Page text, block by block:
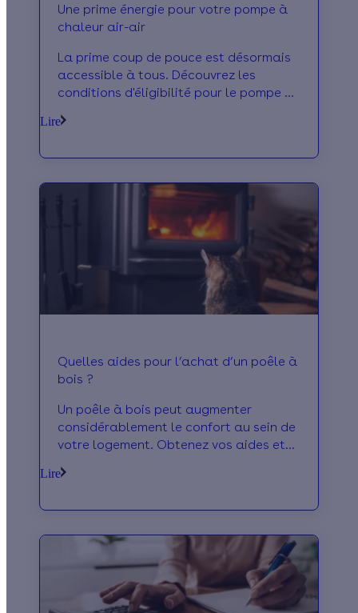
Une prime énergie pour votre pompe à
chaleur air-air
La prime coup de pouce est désormais
accessible à tous. Découvrez les
conditions d'éligibilité pour le pompe à
en ligne !!
Lire
Quelles aides pour l’achat d’un poêle à
bois ?
Un poêle à bois peut augmenter
considérablement le confort au sein de
votre logement. Obtenez vos aides et
personnalisé pour vos travaux !
Lire